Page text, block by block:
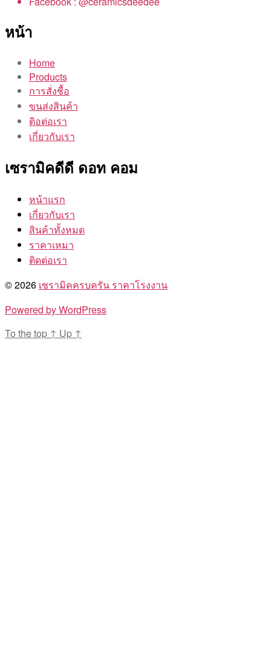
หน้า
Home
Products
การสั่งชื้อ
ขนส่งสินค้า
ติอต่อเรา
เกี่ยวกับเรา
เซรามิคดีดี ดอท คอม
หน้าแรก
เกี่ยวกับเรา
สินค้าทั้งหมด
ราคาเหมา
ติดต่อเรา
© 2026 เซรามิคครบครัน ราคาโรงงาน
Powered by WordPress
To the top ↑ Up ↑